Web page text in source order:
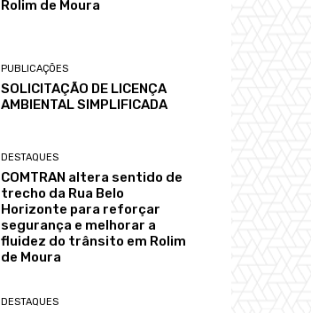
Rolim de Moura
PUBLICAÇÕES
SOLICITAÇÃO DE LICENÇA
AMBIENTAL SIMPLIFICADA
DESTAQUES
COMTRAN altera sentido de
trecho da Rua Belo
Horizonte para reforçar
segurança e melhorar a
fluidez do trânsito em Rolim
de Moura
DESTAQUES